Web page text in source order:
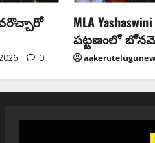
0
MLA
పట్టణంలో